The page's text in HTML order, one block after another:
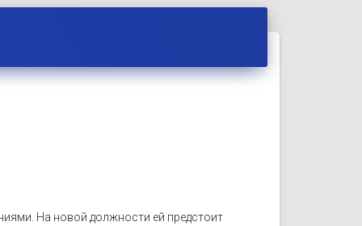
На новой должности ей предстоит